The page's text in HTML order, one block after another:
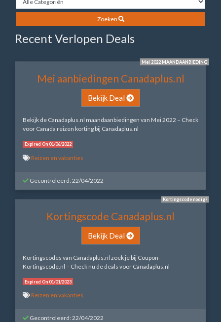
Zoeken
Recent Verlopen Deals
Mei 2022 MAANDAANBIEDING
Mei aanbiedingen Canadaplus.nl
Bekijk Deal
Bekijk de Canadaplus.nl maandaanbiedingen van Mei 2022 – Check
voor Canada reizen korting bij Canadaplus.nl
Expired On 01/06/2022
Reizen en vakanties
Gecontroleerd: 22/04/2022
Kortingscode nodig?
Kortingscode Canadaplus.nl
Bekijk Deal
Kortingscodes van Canadaplus.nl zoek je bij Coupon-
Kortingscode.nl – Check nu de deals voor Canadaplus.nl
Expired On 01/01/2023
Reizen en vakanties
Gecontroleerd: 22/04/2022